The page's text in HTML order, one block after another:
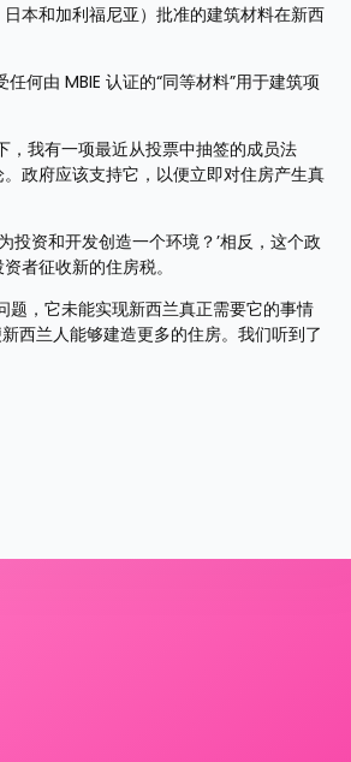
本和加利福尼亚）批准的建筑材料在新西
，我有一项最近从投票中抽签的成员法
政府应该支持它，以便立即对住房产生真
投资和开发创造一个环境？’相反，这个政
者征收新的住房税。
题，它未能实现新西兰真正需要它的事情
西兰人能够建造更多的住房。我们听到了